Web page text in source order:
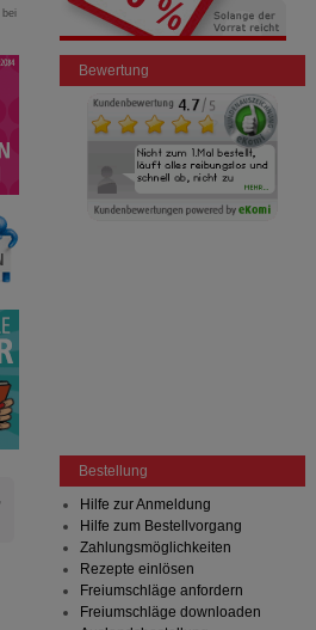
bei
Bewertung
Bestellung
Hilfe zur Anmeldung
Hilfe zum Bestellvorgang
Zahlungsmöglichkeiten
Rezepte einlösen
Freiumschläge anfordern
Freiumschläge downloaden